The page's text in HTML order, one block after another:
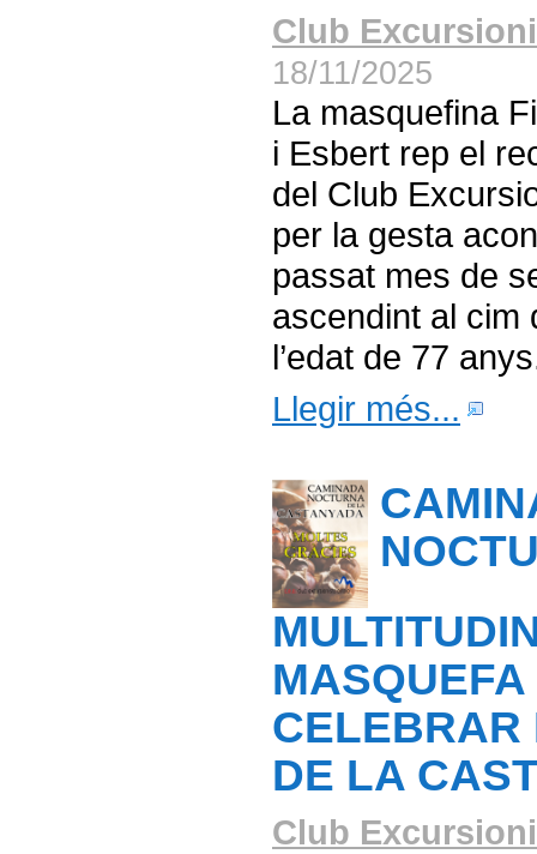
Club
18/11/2025
La masquefina
i Esbert rep el
del Club
per la gesta
passat mes de
ascendint al cim
l’edat de 77
Llegir més...
CELEBRAR
DE LA
Club